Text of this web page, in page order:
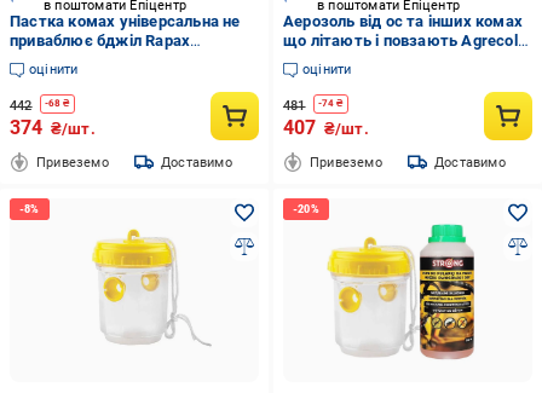
в поштомати Епіцентр
Пастка комах універсальна не
приваблює бджіл Rapax
150х100х90 мм дія до 3 тижнів
на відкритому повітрі або
всередині приміщення
(953983376)
оцінити
442 -68 ₴
374 ₴/шт.
Привеземо Доставимо
в поштомати Епіцентр
Аерозоль від ос та інших комах
що літають і повзають Agrecol
Arox 300 мл 12 кв.м
оцінити
481 -74 ₴
407 ₴/шт.
Привеземо Доставимо